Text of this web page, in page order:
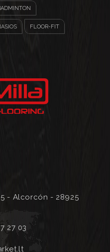
FLOOR-FIT
- Alcorcón - 28925
27 03